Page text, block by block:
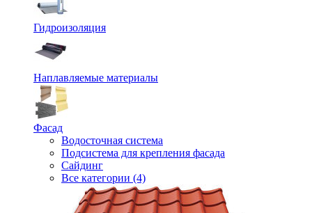
Гидроизоляция
Наплавляемые материалы
Фасад
Водосточная система
Подсистема для крепления фасада
Сайдинг
Все категории (4)